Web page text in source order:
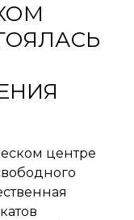
центре